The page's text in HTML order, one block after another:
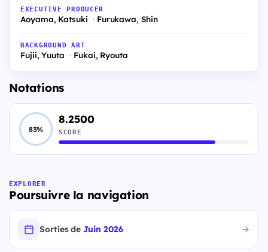
EXECUTIVE PRODUCER
Aoyama, Katsuki Furukawa, Shin
BACKGROUND ART
Fujii, Yuuta Fukai, Ryouta
Notations
83%
8.2500
SCORE
EXPLORER
Poursuivre la navigation
Sorties deJuin 2026